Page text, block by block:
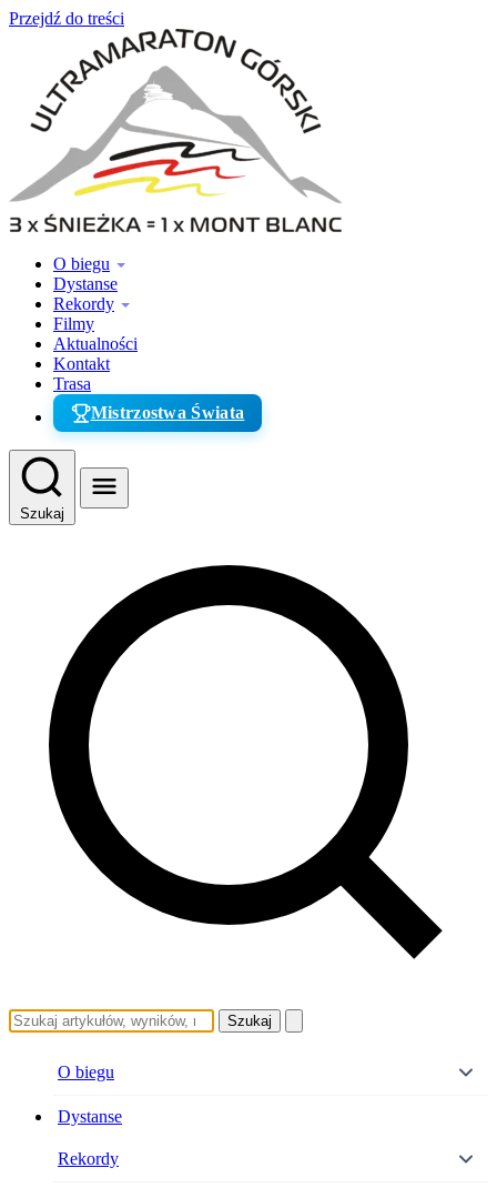
Przejdź do treści
O biegu
Dystanse
Rekordy
Filmy
Aktualności
Kontakt
Trasa
Mistrzostwa Świata
Szukaj
Szukaj
O biegu
Dystanse
Rekordy